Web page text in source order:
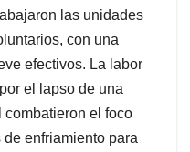
las unidades
con una
efectivos. La labor
el lapso de una
combatieron el foco
enfriamiento para